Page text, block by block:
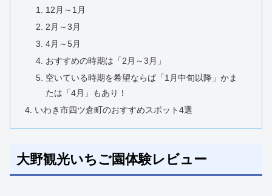
12月～1月
2月～3月
4月～5月
おすすめの時期は「2月～3月」
空いている時期を希望ならば「1月中旬以降」かま
たは「4月」もあり！
いわき市四ツ倉町のおすすめスポット4選
大野観光いちご園体験レビュー